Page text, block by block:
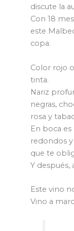
discute la
Con 18
este
copa.
Color rojo
tinta.
Nariz
negras,
rosa y
En boca
redondos
que te
Y después,
Este vino
Vino a